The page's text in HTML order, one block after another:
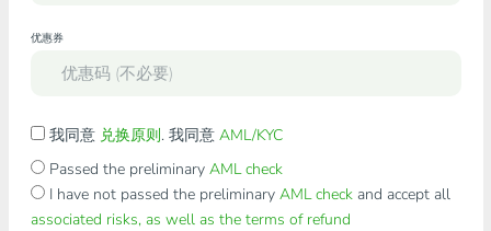
优惠券
我同意 兑换原则. 我同意 AML/KYC
Passed the preliminary AML check
I have not passed the preliminary AML checkand accept all
associated risks, as well as the terms of refund